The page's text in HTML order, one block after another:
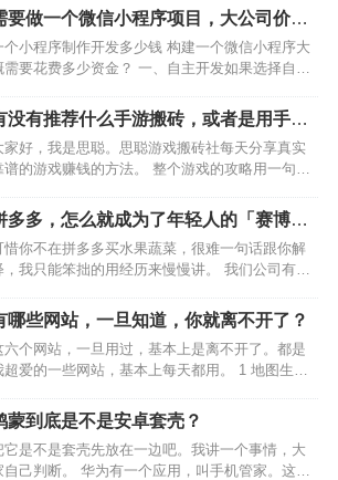
书判定违规，且申诉失败。博主们激烈的言辞之
，纷纷将矛头指向了小红书于一个月前推出的
啄木鸟计划」。当晚，…
要做一个微信小程序项目，大公司价格
高怎么办？
个小程序制作开发多少钱 构建一个微信小程序大
需要花费多少资金？ 一、自主开发如果选择自主
/年 域名费用： 30 - 80 /年 服务器费用： 600 -
/年 这么一…
没有推荐什么手游搬砖，或者是用手机
能做的工作能日入100左右就好了?
家好，我是思聪。思聪游戏搬砖社每天分享真实
谱的游戏赚钱的方法。 整个游戏的攻略用一句话
红物品。你把你打游戏得来的元宝去兑换平台的
红物品，就能每天领取xx元的分红。（具体看是
个分红物品，…
多多，怎么就成为了年轻人的「赛博菜
场」？
惜你不在拼多多买水果蔬菜，很难一句话跟你解
，我只能笨拙的用经历来慢慢讲。 我们公司有微
配、水果零食；都是好看又好吃。 我自己本来就
喜欢外卖，当然也加入了带饭大军： 直到某一天
夜我闲着…
哪些网站，一旦知道，你就离不开了？
六个网站，一旦用过，基本上是离不开了。都是
超爱的一些网站，基本上每天都用。 1 地图生成
载到各省，各市，各县的svg格式的地图素材。
些素材导入PPT中都是可以编辑的。 可以单独更
颜色…
蒙到底是不是安卓套壳？
它是不是套壳先放在一边吧。我讲一个事情，大
自己判断。 华为有一个应用，叫手机管家。这个